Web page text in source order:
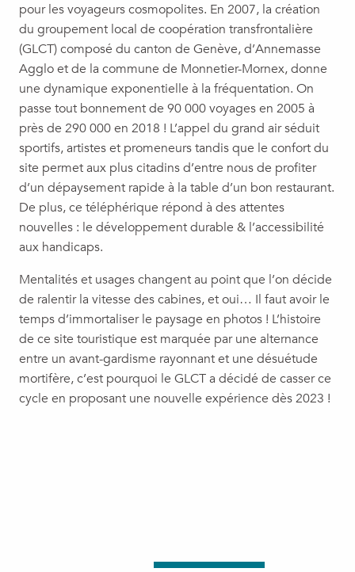
pour les voyageurs cosmopolites. En 2007, la création
du groupement local de coopération transfrontalière
(GLCT) composé du canton de Genève, d’Annemasse
Agglo et de la commune de Monnetier-Mornex, donne
une dynamique exponentielle à la fréquentation. On
passe tout bonnement de 90 000 voyages en 2005 à
près de 290 000 en 2018 ! L’appel du grand air séduit
sportifs, artistes et promeneurs tandis que le confort du
site permet aux plus citadins d’entre nous de profiter
d’un dépaysement rapide à la table d’un bon restaurant.
De plus, ce téléphérique répond à des attentes
nouvelles : le développement durable & l’accessibilité
aux handicaps.
Mentalités et usages changent au point que l’on décide
de ralentir la vitesse des cabines, et oui… Il faut avoir le
temps d’immortaliser le paysage en photos ! L’histoire
de ce site touristique est marquée par une alternance
entre un avant-gardisme rayonnant et une désuétude
mortifère, c’est pourquoi le GLCT a décidé de casser ce
cycle en proposant une nouvelle expérience dès 2023 !